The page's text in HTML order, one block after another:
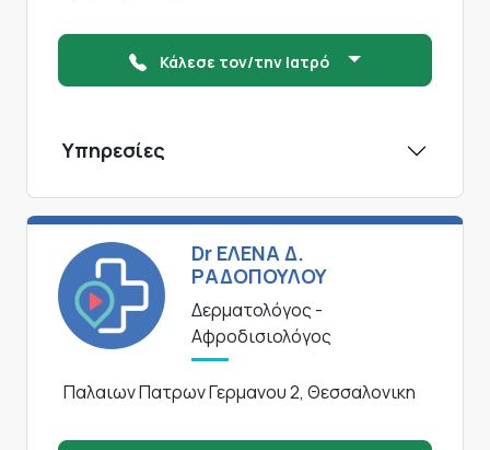
Κάλεσε τον/την Ιατρό
Υπηρεσίες
Dr ΕΛΕΝΑ Δ.
ΡΑΔΟΠΟΥΛΟΥ
Δερματολόγος -
Αφροδισιολόγος
Παλαιων Πατρων Γερμανου 2, Θεσσαλονικη